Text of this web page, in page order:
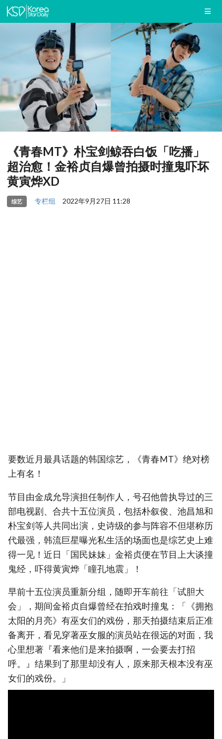
《青春MT》朴宝剑鲸吞白饭「吃播」
超治愈！金裕贞自爆曾拍摄时撞鬼吓坏
黄寅烨XD
综艺 专栏组 2022年9月27日 11:28
要数近月最具话题的韩国综艺，《青春MT》绝对榜
上有名！
节目由金成允导演担任制作人，号召他曾执导过的三
部电视剧、合共十五位演员，包括朴叙俊、池昌旭和
朴宝剑等人共同出演，史诗级的参与阵容不但堪称历
代最强，韩流巨星曝光私生活的场面也是综艺史上难
得一见！近日「国民妹妹」金裕贞便在节目上大谈撞
鬼经，吓得黄寅烨「瞳孔地震」！
早前十五位演员重新分组，随即开车前往「试胆大
会」，期间金裕贞自爆曾经在拍戏时撞鬼：「《拥抱
太阳的月亮》有巫女们的戏份，那天拍摄结束后正准
备离开，看见穿著巫女服的演员站在很远的对面，我
心里想著『看来他们是来拍摄啊，一会要去打招
呼。』结果到了那里却没有人，原来那天根本没有巫
女们的戏份。」